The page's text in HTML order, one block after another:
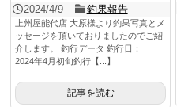
2024/4/9 釣果報告
上州屋能代店 大原様より釣果写真とメ
ッセージを頂いておりましたのでご紹
介します。 釣行データ 釣行日：
2024年4月初旬釣行【...】
記事を読む